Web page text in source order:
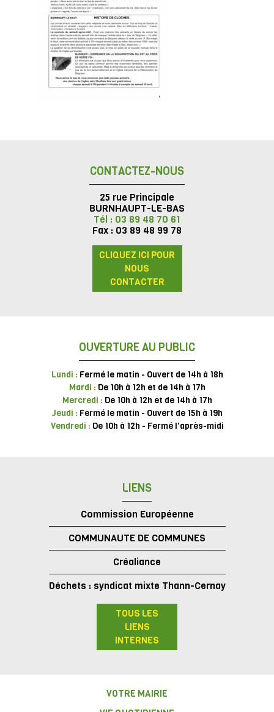
CONTACTEZ-NOUS
25 rue Principale
BURNHAUPT-LE-BAS
Tél : 03 89 48 70 61
Fax : 03 89 48 99 78
CLIQUEZ ICI POUR
NOUS
CONTACTER
OUVERTURE AU PUBLIC
Lundi : Fermé le matin - Ouvert de 14h à 18h
Mardi : De 10h à 12h et de 14h à 17h
Mercredi : De 10h à 12h et de 14h à 17h
Jeudi : Fermé le matin - Ouvert de 15h à 19h
Vendredi : De 10h à 12h - Fermé l'après-midi
LIENS
Commission Européenne
COMMUNAUTE DE COMMUNES
Créaliance
Déchets : syndicat mixte Thann-Cernay
TOUS LES
LIENS
INTERNES
VOTRE MAIRIE